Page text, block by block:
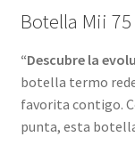
Botella Mii
“Descubre la
botella termo
favorita contigo.
punta, esta